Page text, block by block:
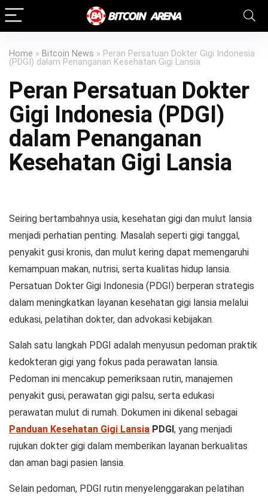
Home » Bitcoin News » Peran Persatuan Dokter Gigi Indonesia
(PDGI) dalam Penanganan Kesehatan Gigi Lansia
Peran Persatuan Dokter
Gigi Indonesia (PDGI)
dalam Penanganan
Kesehatan Gigi Lansia
Seiring bertambahnya usia, kesehatan gigi dan mulut lansia
menjadi perhatian penting. Masalah seperti gigi tanggal,
penyakit gusi kronis, dan mulut kering dapat memengaruhi
kemampuan makan, nutrisi, serta kualitas hidup lansia.
Persatuan Dokter Gigi Indonesia (PDGI) berperan strategis
dalam meningkatkan layanan kesehatan gigi lansia melalui
edukasi, pelatihan dokter, dan advokasi kebijakan.
Salah satu langkah PDGI adalah menyusun pedoman praktik
kedokteran gigi yang fokus pada perawatan lansia.
Pedoman ini mencakup pemeriksaan rutin, manajemen
penyakit gusi, perawatan gigi palsu, serta edukasi
perawatan mulut di rumah. Dokumen ini dikenal sebagai
Panduan Kesehatan Gigi Lansia PDGI, yang menjadi
rujukan dokter gigi dalam memberikan layanan berkualitas
dan aman bagi pasien lansia.
Selain pedoman, PDGI rutin menyelenggarakan pelatihan